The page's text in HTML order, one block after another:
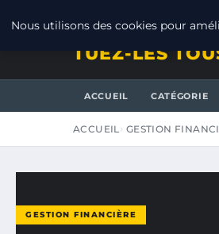
TUEZ-LES
ACCUEIL CATÉGORIE
ACCUEIL GESTION
GESTION FINANCIÈRE
Nous utilisons des cookies pour